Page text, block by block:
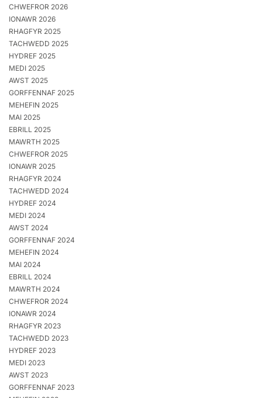
CHWEFROR 2026
IONAWR 2026
RHAGFYR 2025
TACHWEDD 2025
HYDREF 2025
MEDI 2025
AWST 2025
GORFFENNAF 2025
MEHEFIN 2025
MAI 2025
EBRILL 2025
MAWRTH 2025
CHWEFROR 2025
IONAWR 2025
RHAGFYR 2024
TACHWEDD 2024
HYDREF 2024
MEDI 2024
AWST 2024
GORFFENNAF 2024
MEHEFIN 2024
MAI 2024
EBRILL 2024
MAWRTH 2024
CHWEFROR 2024
IONAWR 2024
RHAGFYR 2023
TACHWEDD 2023
HYDREF 2023
MEDI 2023
AWST 2023
GORFFENNAF 2023